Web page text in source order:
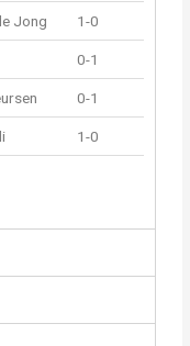
Jong 1-0
0-1
0-1
1-0